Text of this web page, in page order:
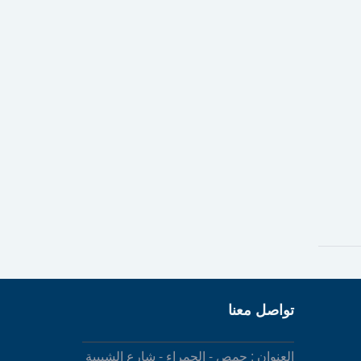
تواصل معنا
العنوان : حمص - الحمراء - شارع الشبيبة